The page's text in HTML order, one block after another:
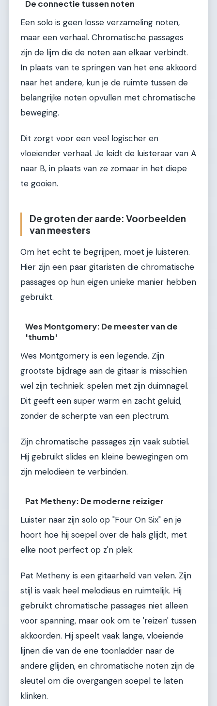
De connectie tussen noten
Een solo is geen losse verzameling noten,
maar een verhaal. Chromatische passages
zijn de lijm die de noten aan elkaar verbindt.
In plaats van te springen van het ene akkoord
naar het andere, kun je de ruimte tussen de
belangrijke noten opvullen met chromatische
beweging.
Dit zorgt voor een veel logischer en
vloeiender verhaal. Je leidt de luisteraar van A
naar B, in plaats van ze zomaar in het diepe
te gooien.
De groten der aarde: Voorbeelden
van meesters
Om het echt te begrijpen, moet je luisteren.
Hier zijn een paar gitaristen die chromatische
passages op hun eigen unieke manier hebben
gebruikt.
Wes Montgomery: De meester van de
'thumb'
Wes Montgomery is een legende. Zijn
grootste bijdrage aan de gitaar is misschien
wel zijn techniek: spelen met zijn duimnagel.
Dit geeft een super warm en zacht geluid,
zonder de scherpte van een plectrum.
Zijn chromatische passages zijn vaak subtiel.
Hij gebruikt slides en kleine bewegingen om
zijn melodieën te verbinden.
Pat Metheny: De moderne reiziger
Luister naar zijn solo op "Four On Six" en je
hoort hoe hij soepel over de hals glijdt, met
elke noot perfect op z'n plek.
Pat Metheny is een gitaarheld van velen. Zijn
stijl is vaak heel melodieus en ruimtelijk. Hij
gebruikt chromatische passages niet alleen
voor spanning, maar ook om te 'reizen' tussen
akkoorden. Hij speelt vaak lange, vloeiende
lijnen die van de ene toonladder naar de
andere glijden, en chromatische noten zijn de
sleutel om die overgangen soepel te laten
klinken.